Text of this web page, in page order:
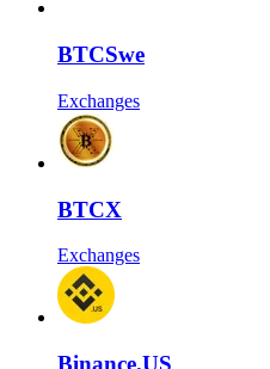
BTCSwe
Exchanges
BTCX
Exchanges
Binance.US